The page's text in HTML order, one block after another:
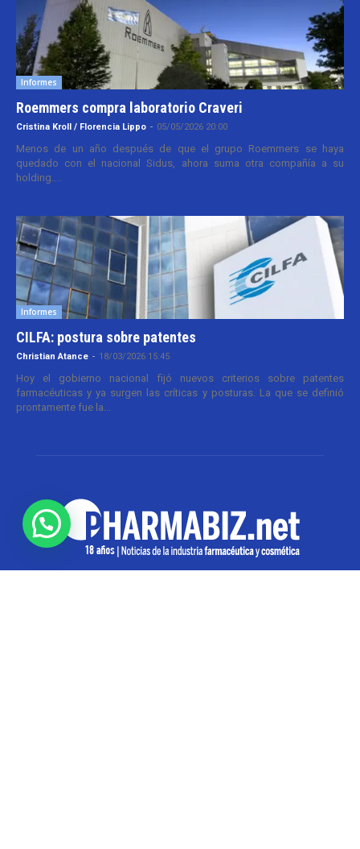
Informes
Roemmers compra laboratorio Craveri
Cristina Kroll / Florencia Lippo - 05/05/2026 20:00
Menos de un año después de que el grupo Roemmers se haya
quedado con el nacional Sidus, ahora suma otra compañía a su
holding....
Informes
CILFA: postura sobre patentes
Christian Atance - 18/03/2026 15:45
Hoy el gobierno nacional fijó nuevos criterios sobre patentes
farmacéuticas y ya surgen las críticas y posturas. La que se definió
prontamente fue la...